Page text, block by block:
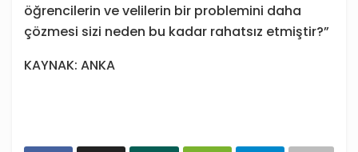
öğrencilerin ve velilerin bir problemini daha
çözmesi sizi neden bu kadar rahatsız etmiştir?”
KAYNAK: ANKA